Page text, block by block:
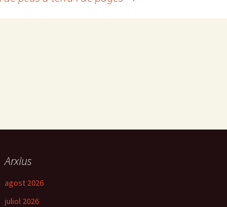
Arxius
agost 2026
juliol 2026